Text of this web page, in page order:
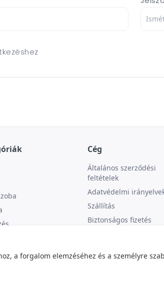
Cég
Általános szerződési
feltételek
Adatvédelmi
Szállítás
Biztonságos fizetés
a forgalom elemzéséhez és a személyre